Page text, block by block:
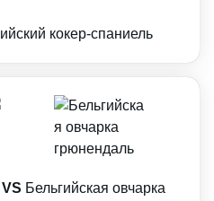
кокер-спаниель
VS Бельгийская овчарка